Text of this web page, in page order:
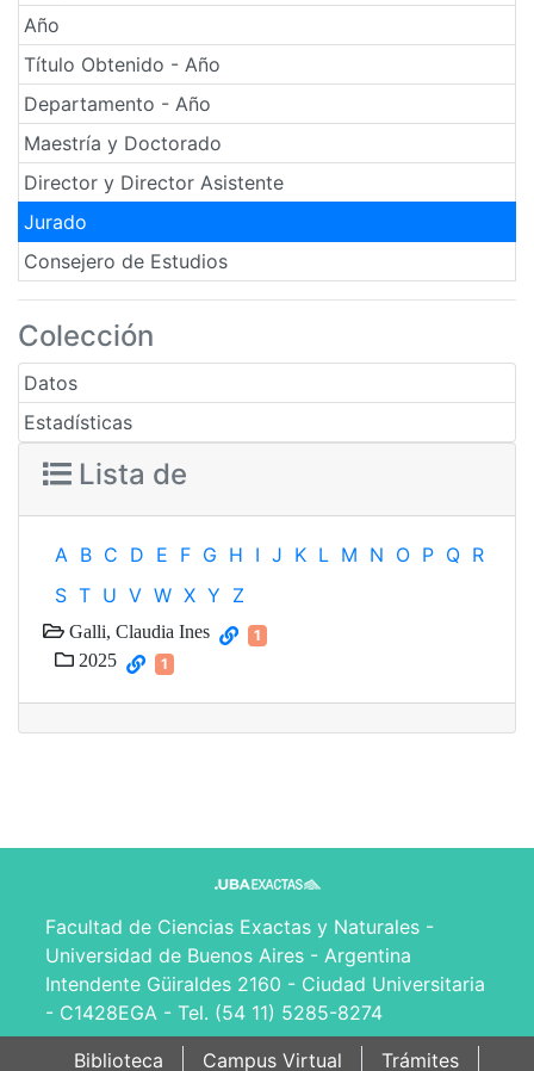
Año
Título Obtenido - Año
Departamento - Año
Maestría y Doctorado
Director y Director Asistente
Jurado
Consejero de Estudios
Colección
Datos
Estadísticas
Lista de
A B C D E F G H I J K L M N O P Q R
S T U V W X Y Z
Galli, Claudia Ines 1
2025 1
Facultad de Ciencias Exactas y Naturales -
Universidad de Buenos Aires - Argentina
Intendente Güiraldes 2160 - Ciudad Universitaria
- C1428EGA - Tel. (54 11) 5285-8274
Biblioteca
Campus Virtual Trámites